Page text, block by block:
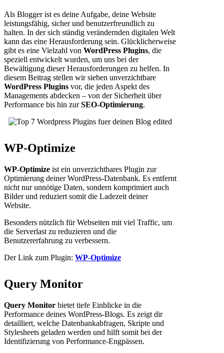
Als Blogger ist es deine Aufgabe, deine Website
leistungsfähig, sicher und benutzerfreundlich zu
halten. In der sich ständig verändernden digitalen Welt
kann das eine Herausforderung sein. Glücklicherweise
gibt es eine Vielzahl von WordPress Plugins, die
speziell entwickelt wurden, um uns bei der
Bewältigung dieser Herausforderungen zu helfen. In
diesem Beitrag stellen wir sieben unverzichtbare
WordPress Plugins vor, die jeden Aspekt des
Managements abdecken – von der Sicherheit über
Performance bis hin zurSEO-Optimierung.
WP-Optimize
WP-Optimize ist ein unverzichtbares Plugin zur
Optimierung deiner WordPress-Datenbank. Es entfernt
nicht nur unnötige Daten, sondern komprimiert auch
Bilder und reduziert somit die Ladezeit deiner
Website.
Besonders nützlich für Webseiten mit viel Traffic, um
die Serverlast zu reduzieren und die
Benutzererfahrung zu verbessern.
Der Link zum Plugin: WP-Optimize
Query Monitor
Query Monitor bietet tiefe Einblicke in die
Performance deines WordPress-Blogs. Es zeigt dir
detailliert, welche Datenbankabfragen, Skripte und
Stylesheets geladen werden und hilft somit bei der
Identifizierung von Performance-Engpässen.